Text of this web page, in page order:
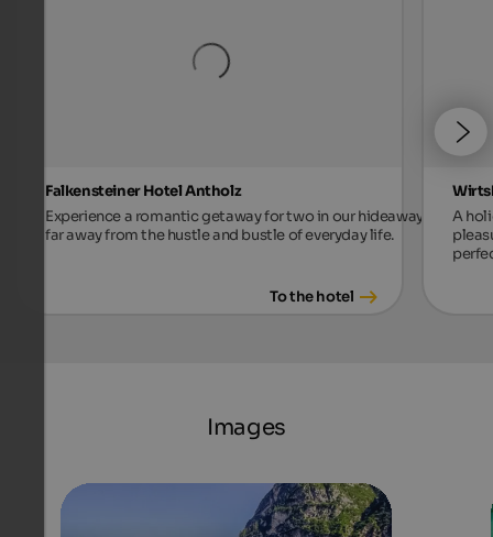
Falkensteiner Hotel Antholz
Experience a romantic getaway for two in our hideaway,
far away from the hustle and bustle of everyday life.
To the hotel
A
Images